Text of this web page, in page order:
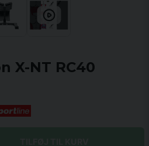
X-NT RC40